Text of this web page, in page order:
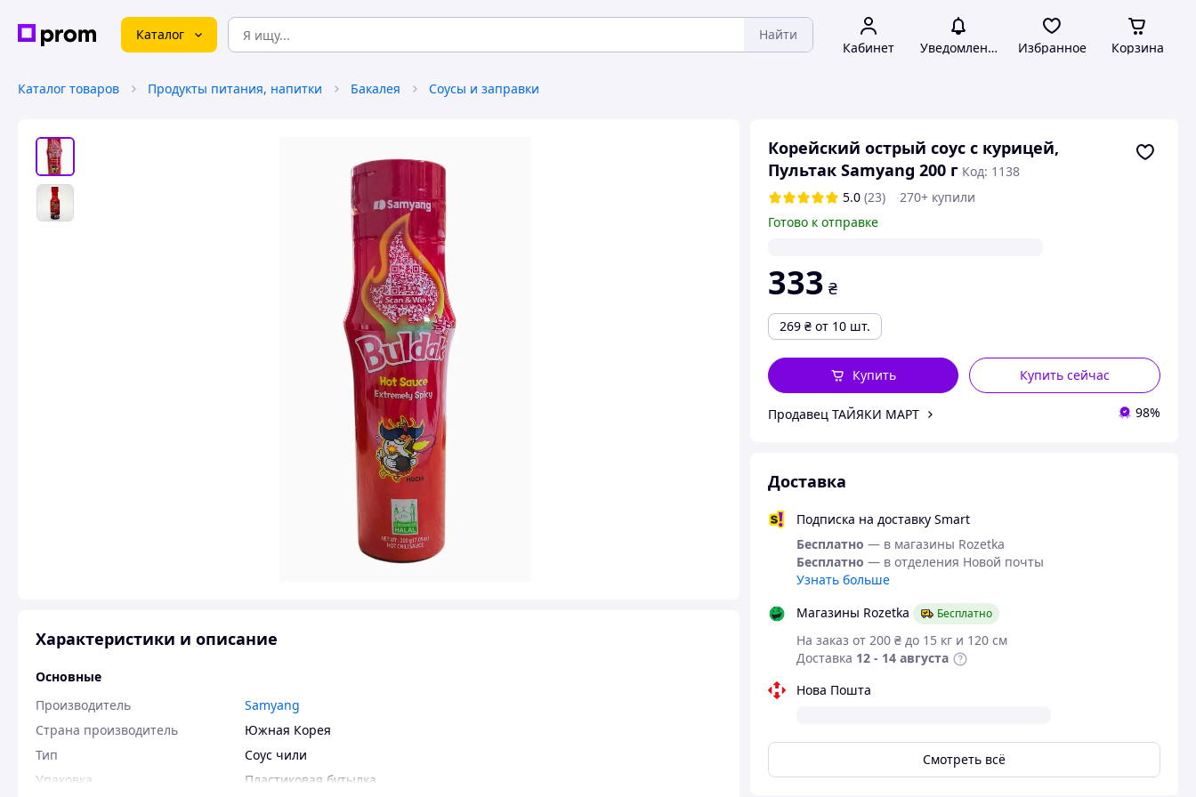
Каталог Найти
Кабинет Уведомления Избранное Корзина
Каталог товаров Продукты питания, напитки Бакалея Соусы и заправки
Корейский острый соус с курицей,
Пультак Samyang 200 г Код: 1138
5.0 (23)
270+ купили
Готово к отправке
333 ₴
269 ₴ от 10 шт.
Купить сейчас
Купить
Продавец ТАЙЯКИ МАРТ 98%
Доставка
Подписка на доставку Smart
Бесплатно — в магазины Rozetka
Бесплатно — в отделения Новой почты
Узнать больше
Магазины Rozetka
Бесплатно
На заказ от 200 ₴ до 15 кг и 120 см
Доставка 12 - 14 августа
Нова Пошта
Смотреть всё
Характеристики и описание
Основные
Производитель
Samyang
Страна производитель
Южная Корея
Тип
Соус чили
Упаковка
Пластиковая бутылка